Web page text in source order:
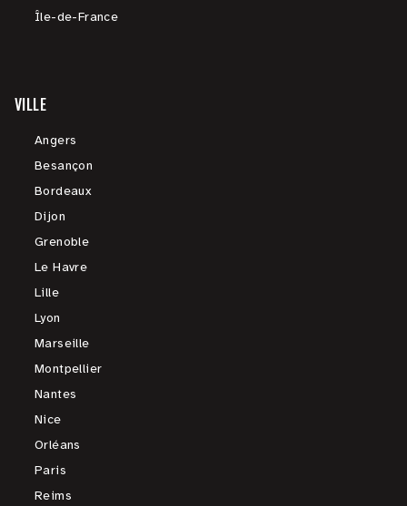
Île-de-France
VILLE
Angers
Besançon
Bordeaux
Dijon
Grenoble
Le Havre
Lille
Lyon
Marseille
Montpellier
Nantes
Nice
Orléans
Paris
Reims